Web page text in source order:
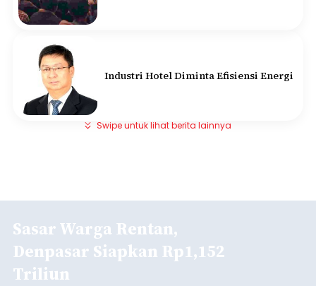
Industri Hotel Diminta Efisiensi Energi
Swipe untuk lihat berita lainnya
Sasar Warga Rentan,
Denpasar Siapkan Rp1,152
Triliun